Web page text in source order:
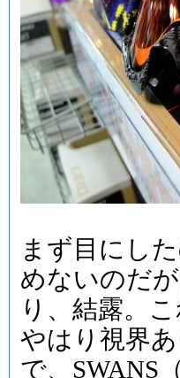
まず目にし
めないのだ
り、結露。
やはり視界
で、SWANS